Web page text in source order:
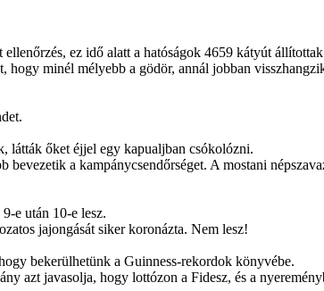
ez idő alatt a hatóságok 4659 kátyút
hogy minél mélyebb a gödör, annál jobban
látták őket éjjel egy kapualjban csókolózni.
a kampánycsendőrséget. A mostani
e után 10-e lesz.
jajongását siker koronázta. Nem lesz!
bekerülhetünk a Guinness-rekordok könyvébe.
azt javasolja, hogy lottózon a Fidesz, és a